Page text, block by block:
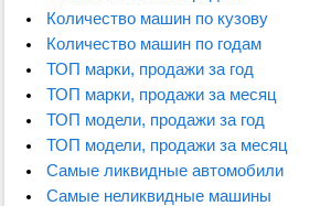
Количество машин по кузову
Количество машин по годам
ТОП марки, продажи за год
ТОП марки, продажи за месяц
ТОП модели, продажи за год
ТОП модели, продажи за месяц
Самые ликвидные автомобили
Самые неликвидные машины